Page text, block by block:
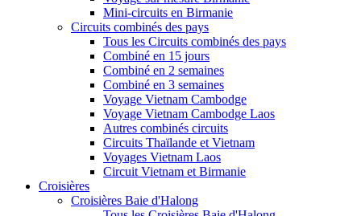
Mini-circuits en Birmanie
Circuits combinés des pays
Tous les Circuits combinés des pays
Combiné en 15 jours
Combiné en 2 semaines
Combiné en 3 semaines
Voyage Vietnam Cambodge
Voyage Vietnam Cambodge Laos
Autres combinés circuits
Circuits Thaïlande et Vietnam
Voyages Vietnam Laos
Circuit Vietnam et Birmanie
Croisières
Croisières Baie d'Halong